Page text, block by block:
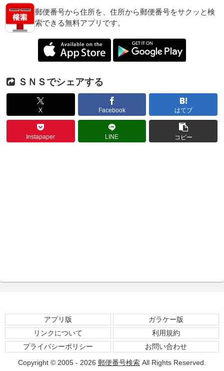
郵便番号から住所を、住所から郵便番号をサクッと検
索できる無料アプリです。
ＳＮＳでシェアする
X Facebook はてブ
Instapaper LINE コピー
アプリ版
ガラケー版
リンクについて
利用規約
プライバシーポリシー
お問い合わせ
Copyright © 2005 - 2026 郵便番号検索 All Rights Reserved.